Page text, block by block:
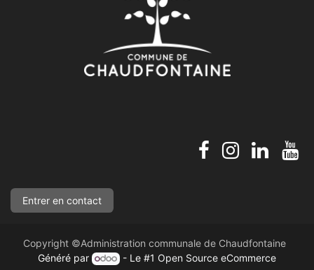
Entre​​​​​​r en con​​​​​​tact
Copyright ©Administration communale de Chaudfontaine
Généré par
- Le #1 Open Source eCommerce